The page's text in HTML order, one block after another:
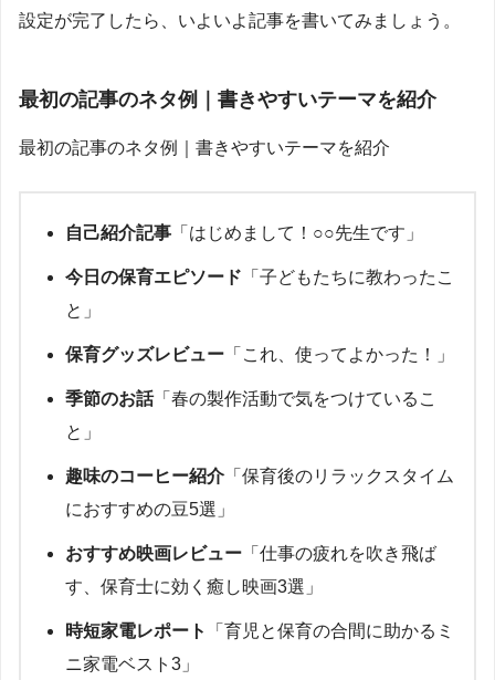
設定が完了したら、いよいよ記事を書いてみましょう。
最初の記事のネタ例｜書きやすいテーマを紹介
最初の記事のネタ例｜書きやすいテーマを紹介
自己紹介記事 「はじめまして！○○先生です」
今日の保育エピソード 「子どもたちに教わったこ
と」
保育グッズレビュー 「これ、使ってよかった！」
季節のお話「春の製作活動で気をつけているこ
と」
趣味のコーヒー紹介「保育後のリラックスタイム
におすすめの豆5選」
おすすめ映画レビュー 「仕事の疲れを吹き飛ば
す、保育士に効く癒し映画3選」
時短家電レポート
「育児と保育の合間に助かるミ
ニ家電ベスト3」